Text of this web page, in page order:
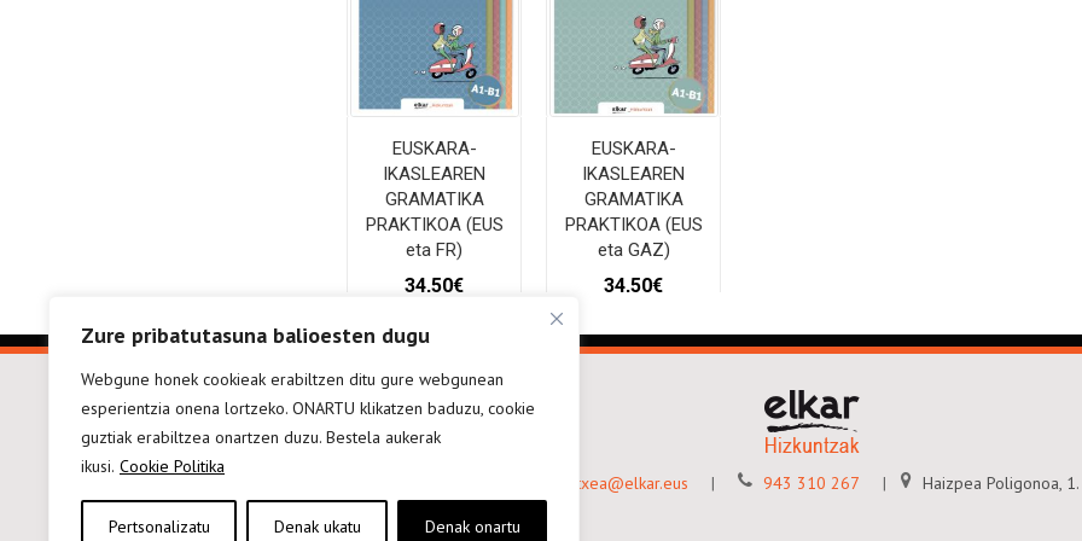
Zure pribatutasuna balioesten dugu
Webgune honek cookieak erabiltzen ditu gure webgunean
esperientzia onena lortzeko. ONARTU klikatzen baduzu, cookie
guztiak erabiltzea onartzen duzu. Bestela aukerak
ikusi. Cookie Politika
Pertsonalizatu Denak ukatu Denak onartu
EUSKARA-
IKASLEAREN
GRAMATIKA
PRAKTIKOA (EUS
eta FR)
34,50€
SASKIRA GEHITU
EUSKARA-
IKASLEAREN
GRAMATIKA
PRAKTIKOA (EUS
eta GAZ)
34,50€
SASKIRA GEHITU
elkarargitaletxea@elkar.eus 943 310 267 Haizpea Poligonoa,